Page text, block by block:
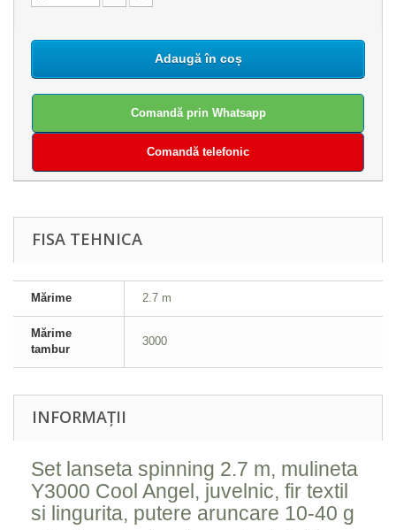
Adaugă în coș
Comandă prin Whatsapp
Comandă telefonic
FISA TEHNICA
Mărime 2.7 m
Mărime
tambur
3000
INFORMAȚII
Set lanseta spinning 2.7 m, mulineta
Y3000 Cool Angel, juvelnic, fir textil
si lingurita, putere aruncare 10-40 g